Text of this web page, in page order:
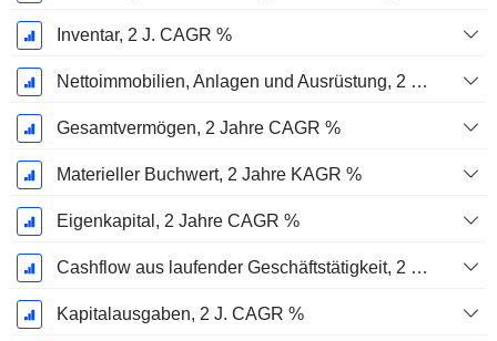
Inventar, 2 J. CAGR %
Nettoimmobilien, Anlagen und Ausrüstung, 2 Jahre. CAGR %
Gesamtvermögen, 2 Jahre CAGR %
Materieller Buchwert, 2 Jahre KAGR %
Eigenkapital, 2 Jahre CAGR %
Cashflow aus laufender Geschäftstätigkeit, 2 Jahre CAGR %
Kapitalausgaben, 2 J. CAGR %